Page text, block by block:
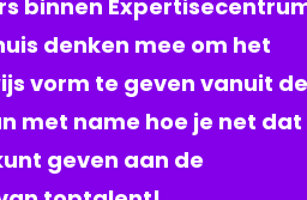
binnen
denken mee om het
vorm te geven vanuit de
met name hoe je net dat
geven aan de